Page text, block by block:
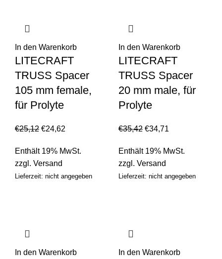
In den Warenkorb
LITECRAFT
TRUSS Spacer
105 mm female,
für Prolyte
€25,12 €24,62
Enthält 19% MwSt.
zzgl. Versand
Lieferzeit: nicht angegeben
In den Warenkorb
LITECRAFT
TRUSS Spacer
20 mm male, für
Prolyte
€35,42 €34,71
Enthält 19% MwSt.
zzgl. Versand
Lieferzeit: nicht angegeben
In den Warenkorb In den Warenkorb